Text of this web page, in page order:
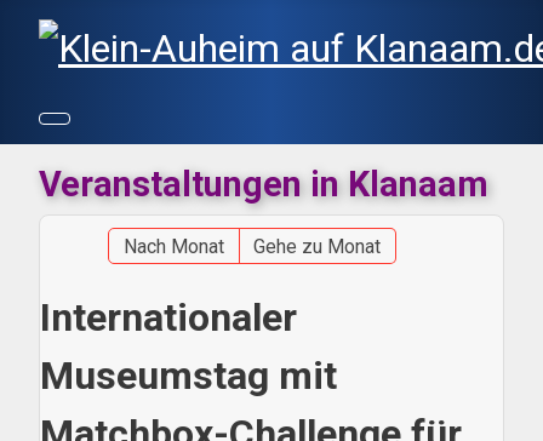
Veranstaltungen in Klanaam
Nach Monat Gehe zu Monat
Internationaler
Museumstag mit